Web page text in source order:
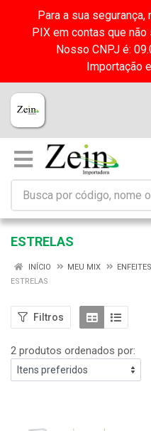
Para a sua
PIX em contas que
Nosso CNPJ é:
Importação
ESTRELAS
INÍCIO MEU MIX
ESTRELAS
Filtros
2 produtos ordenados por: